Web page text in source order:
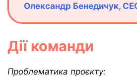
Олександр Бенедичук,
Дії команди
Проблематика проєкту: